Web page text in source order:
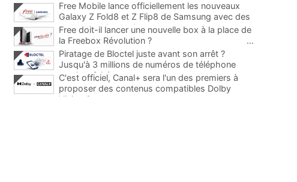
Free Mobile lance officiellement les nouveaux
Galaxy Z Fold8 et Z Flip8 de Samsung avec des
promos et des cadeaux
...
Free doit-il lancer une nouvelle box à la place de
la Freebox Révolution ?
...
Piratage de Bloctel juste avant son arrêt ?
Jusqu'à 3 millions de numéros de téléphone
auraient fuité
C'est officiel, Canal+ sera l'un des premiers à
proposer des contenus compatibles Dolby
Vision 2